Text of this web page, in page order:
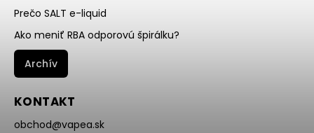
Prečo SALT e-liquid
Ako meniť RBA odporovú špirálku?
Archív
KONTAKT
obchod@vapea.sk